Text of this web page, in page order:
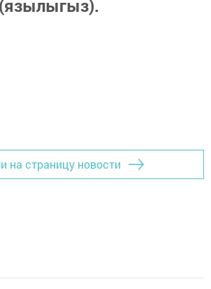
(язылыгыз).
на страницу новости